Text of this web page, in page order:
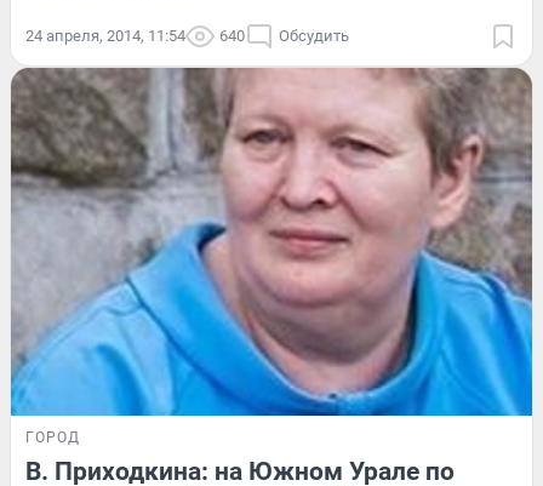
24 апреля, 2014, 11:54 640 Обсудить
ГОРОД
В. Приходкина: на Южном Урале по